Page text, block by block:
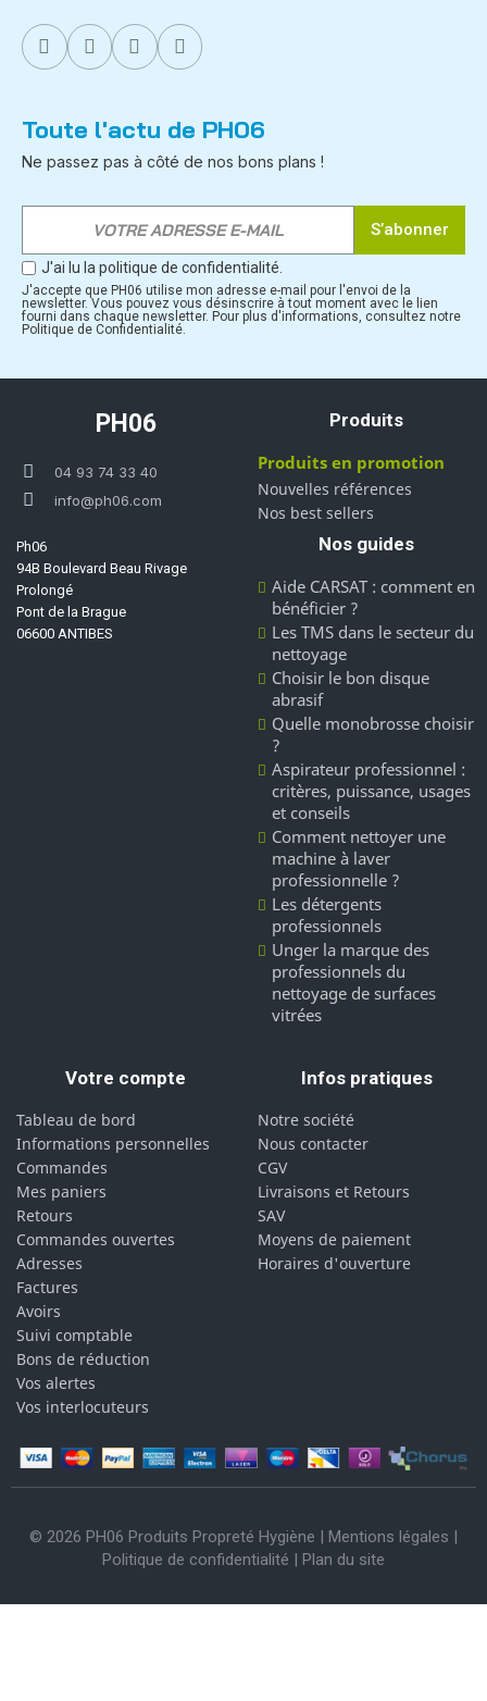
Toute l'actu de PH06
Ne passez pas à côté de nos bons plans !
S’abonner
J'ai lu la politique de confidentialité.
J'accepte que PH06 utilise mon adresse e-mail pour l'envoi de la
newsletter. Vous pouvez vous désinscrire à tout moment avec le lien
fourni dans chaque newsletter. Pour plus d'informations, consultez notre
Politique de Confidentialité.
PH06
04 93 74 33 40
info@ph06.com
Ph06
94B Boulevard Beau Rivage
Prolongé
Pont de la Brague
06600 ANTIBES
Produits
Produits en promotion
Nouvelles références
Nos best sellers
Nos guides
Aide CARSAT : comment en
bénéficier ?
Les TMS dans le secteur du
nettoyage
Choisir le bon disque
abrasif
Quelle monobrosse choisir
?
Aspirateur professionnel :
critères, puissance, usages
et conseils
Comment nettoyer une
machine à laver
professionnelle ?
Les détergents
professionnels
Unger la marque des
professionnels du
nettoyage de surfaces
vitrées
Votre compte
Tableau de bord
Informations personnelles
Commandes
Mes paniers
Retours
Commandes ouvertes
Adresses
Factures
Avoirs
Suivi comptable
Bons de réduction
Vos alertes
Vos interlocuteurs
Infos pratiques
Notre société
Nous contacter
CGV
Livraisons et Retours
SAV
Moyens de paiement
Horaires d'ouverture
© 2026 PH06 Produits Propreté Hygiène | Mentions légales |
Politique de confidentialité | Plan du site